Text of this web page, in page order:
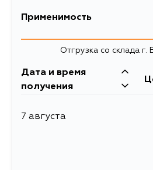
Масса, кг
Применимость
HondaОтгрузка со склада г.
Дата и время
получения
7 августа